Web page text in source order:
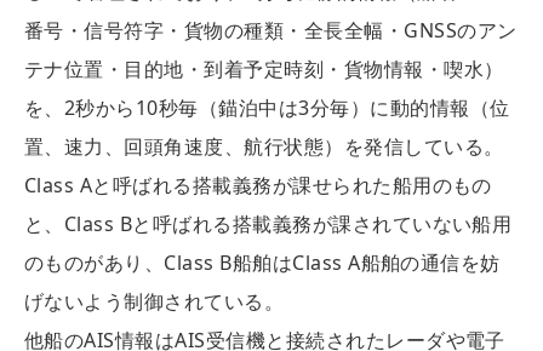
番号・信号符字・貨物の種類・全長全幅・GNSSのアン
テナ位置・目的地・到着予定時刻・貨物情報・喫水）
を、2秒から10秒毎（錨泊中は3分毎）に動的情報（位
置、速力、回頭角速度、航行状態）を発信している。
Class Aと呼ばれる搭載義務が課せられた船用のもの
と、Class Bと呼ばれる搭載義務が課されていない船用
のものがあり、Class B船舶はClass A船舶の通信を妨
げないよう制御されている。
他船のAIS情報はAIS受信機と接続されたレーダや電子